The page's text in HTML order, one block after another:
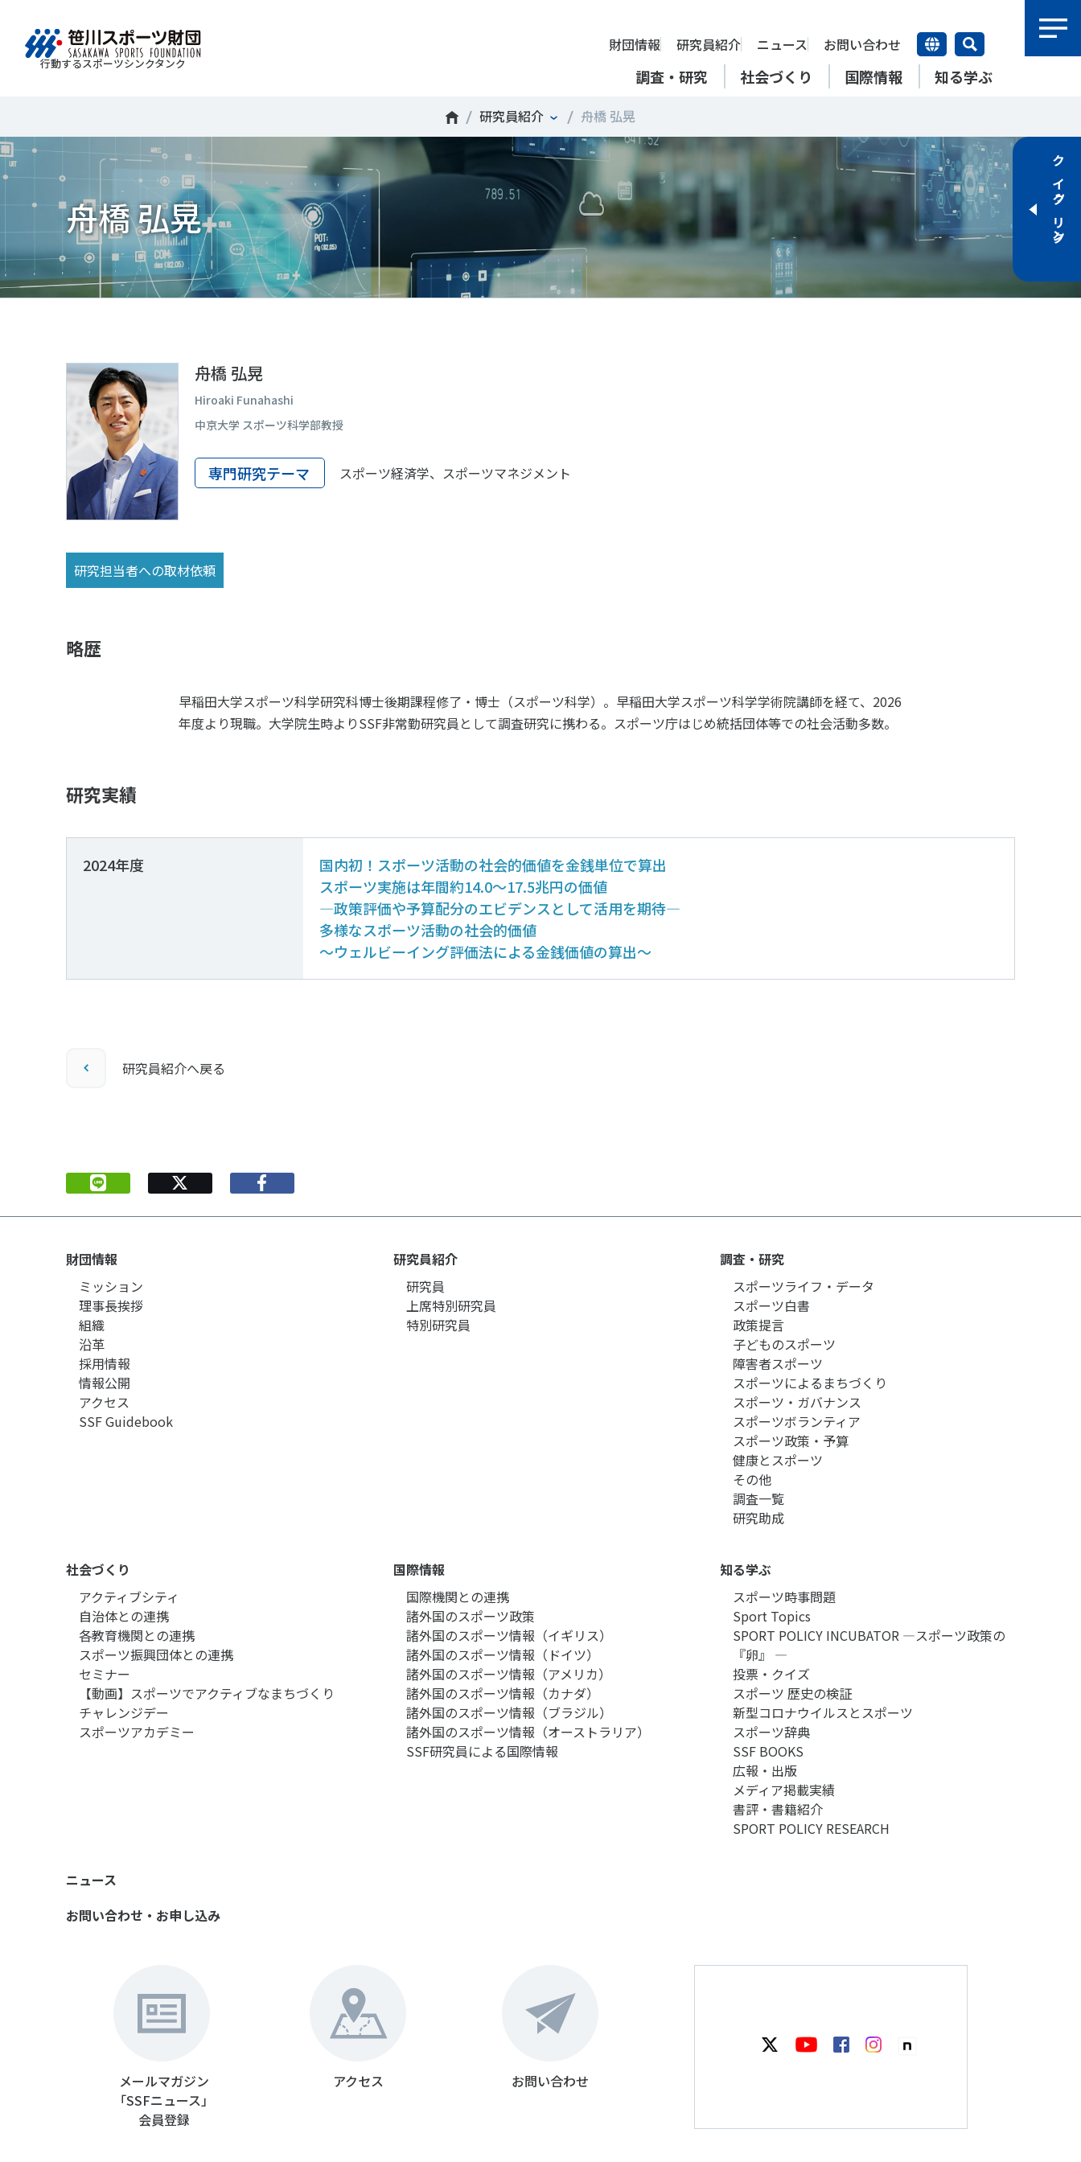
行動するスポーツシンクタンク
調査・研究 社会づくり 国際情報 知る学ぶ
財団情報 研究員紹介 ニュース お問い合わせ
財団情報
ミッション
理事長挨拶
組織
採用情報
情報公開
アクセス
SSF Guidebook
研究員紹介
研究員
上席特別研究員
特別研究員
アクティブシティ
メールマガジン
「SSFニュース」
＃誰が子どものスポーツをささえるのか ＃部活動 ＃アクティブなまちづくり ＃日本人の身体活動と健康寿命 ＃障害者スポーツ ＃スポーツ基本計画
＃競技人口 ＃高齢者スポーツ ＃差別とダイバーシティ
スポーツライフ・データ
障害者スポーツ
スポーツ政策・予算 健康とスポーツ
自治体との連携
Mission＆Visionの達成に向けさまざまな
研究調査活動を行います。客観的な分
析・研究に基づく実現性のある政策提言
につなげています。
スポーツライフ・データ
スポーツ白書
政策提言
子どものスポーツ
障害者スポーツ
スポーツによるまちづくり
スポーツ・ガバナンス
スポーツボランティア
スポーツ政策・予算
健康とスポーツ
その他
調査一覧
【動画】スポーツでアクティブ
なまちづくり
新たな地域スポーツプラットフォーム
RSMO 地域スポーツ運営組織
運動部活動の実態と地域展開・
自治体・スポーツ組織・企業・教育機関等と連携し、スポー
ツ推進計画の策定やスポーツ振興、地域課題の解決につなが
る取り組みを共同で実践しています。
アクティブシティ
自治体との連携
各教育機関との連携
スポーツ振興団体との連携
【動画】スポーツでアクティブなまちづくり
チャレンジデー30年の取り組み
アクティブチャレンジ
スポーツ・ライフデータ
運動部活動の実態と地域展開・
「スポーツ・フォー・オール」の理念を共有する国際機関や
日本国外の組織との連携、国際会議での研究成果の発表など
を行います。また、諸外国のスポーツ政策の比較、研究、情
報収集に積極的に取り組んでいます。
国際機関との連携
諸外国のスポーツ政策
諸外国のスポーツ事情
SSF研究員による国際情報コラム
SSFの英語版WEBサイト
SSFとできること
自治体／行政機関の方へ
研究機関／競技団体の方へ
日本のスポーツ政策についての論考、部
活動やこどもの運動実施率などのスポー
ツ界の諸問題に関するコラム、スポーツ
史に残る貴重な証言など、様々な読み物
コンテンツを作成し、スポーツの果たす
べき役割を考察しています。
運動部活動の実態と地域展開・地域
移行
スポーツ時事問題
SPORT TOPICS
障害者のスポーツの日常化
誰もがささえやすい子どものスポー
ツの環境づくり
スポーツ辞典
スポーツ 歴史の検証
SPORT POLICY INCUBATOR―スポ
ーツ政策の『卵』―
SSF BOOKS
広報・出版
投票・クイズ
新型コロナウイルスとスポーツ
自治体／行政機関の方へ
研究機関／競技団体の方へ
学生／大学生の方へ
クイックリンク
研究員紹介 舟橋 弘晃
舟橋 弘晃
舟橋 弘晃
Hiroaki Funahashi
中京大学 スポーツ科学部教授
専門研究テーマ スポーツ経済学、スポーツマネジメント
研究担当者への取材依頼
略歴
早稲田大学スポーツ科学研究科博士後期課程修了・博士（スポーツ科学）。早稲田大学スポーツ科学学術院講師を経て、2026
年度より現職。大学院生時よりSSF非常勤研究員として調査研究に携わる。スポーツ庁はじめ統括団体等での社会活動多数。
研究実績
2024年度
国内初！スポーツ活動の社会的価値を金銭単位で算出
スポーツ実施は年間約14.0～17.5兆円の価値
―政策評価や予算配分のエビデンスとして活用を期待―
多様なスポーツ活動の社会的価値
～ウェルビーイング評価法による金銭価値の算出～
研究員紹介へ戻る
財団情報
ミッション
理事長挨拶
組織
沿革
採用情報
情報公開
アクセス
SSF Guidebook
研究員紹介
研究員
上席特別研究員
特別研究員
調査・研究
スポーツライフ・データ
スポーツ白書
政策提言
子どものスポーツ
障害者スポーツ
スポーツによるまちづくり
スポーツ・ガバナンス
スポーツボランティア
スポーツ政策・予算
健康とスポーツ
その他
調査一覧
研究助成
社会づくり
アクティブシティ
自治体との連携
各教育機関との連携
スポーツ振興団体との連携
セミナー
【動画】スポーツでアクティブなまちづくり
チャレンジデー
スポーツアカデミー
国際情報
国際機関との連携
諸外国のスポーツ政策
諸外国のスポーツ情報（イギリス）
諸外国のスポーツ情報（ドイツ）
諸外国のスポーツ情報（アメリカ）
諸外国のスポーツ情報（カナダ）
諸外国のスポーツ情報（ブラジル）
諸外国のスポーツ情報（オーストラリア）
SSF研究員による国際情報
知る学ぶ
スポーツ時事問題
Sport Topics
SPORT POLICY INCUBATOR ―スポーツ政策の
『卵』 ―
投票・クイズ
スポーツ 歴史の検証
新型コロナウイルスとスポーツ
スポーツ辞典
SSF BOOKS
広報・出版
メディア掲載実績
書評・書籍紹介
SPORT POLICY RESEARCH
ニュース
お問い合わせ・お申し込み
メールマガジン
「SSFニュース」
会員登録
アクセス お問い合わせ